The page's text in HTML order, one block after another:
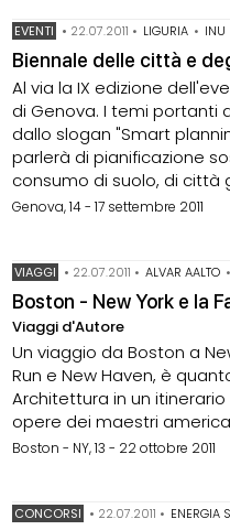
EVENTI • 22.07.2011 • LIGURIA • INU
Biennale delle città e
Al via la IX edizione
di Genova. I temi portanti
dallo slogan "Smart
parlerà di pianificazione
consumo di suolo, di città
Genova, 14 - 17 settembre 2011
VIAGGI • 22.07.2011 • ALVAR AALTO •
Boston - New York e la
Viaggi d'Autore
Un viaggio da Boston a
Run e New Haven, è
Architettura in un
opere dei maestri
Boston - NY, 13 - 22 ottobre 2011
CONCORSI • 22.07.2011 • ENERGIA